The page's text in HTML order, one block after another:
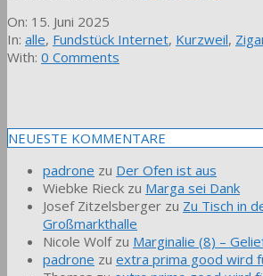
2025-
06-
15
On: 15. Juni 2025
In: alle, Fundstück Internet, Kurzweil,
With: 0 Comments
NEUESTE KOMMENTARE
padrone zu Der Ofen ist aus
Wiebke Rieck zu Marga sei Dank
Josef Zitzelsberger zu Zu Tisch in
Großmarkthalle
Nicole Wolfzu Marginalie (8) –
padrone zu extra prima good wird